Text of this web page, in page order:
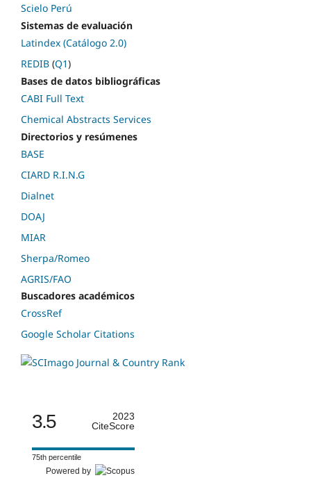
Scielo Perú
Sistemas de evaluación
Latindex (Catálogo 2.0)
REDIB (Q1)
Bases de datos bibliográficas
CABI Full Text
Chemical Abstracts Services
Directorios y resúmenes
BASE
CIARD R.I.N.G
Dialnet
DOAJ
MIAR
Sherpa/Romeo
AGRIS/FAO
Buscadores académicos
CrossRef
Google Scholar Citations
3.5
2023
CiteScore
75th percentile
Powered by